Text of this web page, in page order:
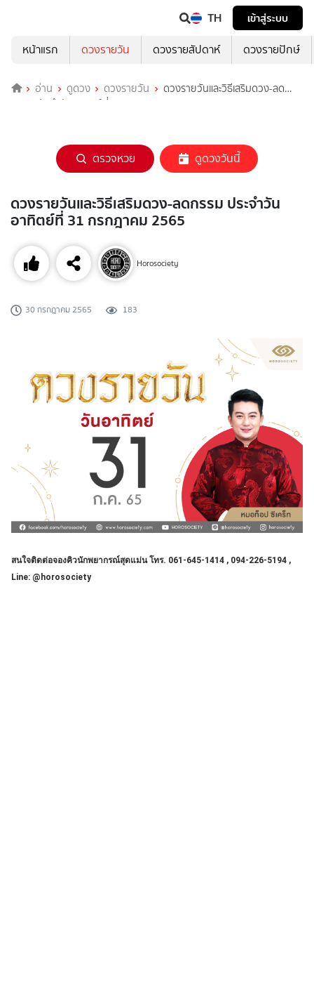
TH
เข้าสู่ระบบ
หน้าแรก
ดวงรายวัน ดวงรายสัปดาห์ ดวงรายปักษ์
อ่าน ดูดวง ดวงรายวัน
ดวงรายวันและวิธีเสริมดวง-ลด
กรรม ประจำวันอาทิตย์ที่ 31 กรกฎาคม 2565
ตรวจหวย ดูดวงวันนี้
ดวงรายวันและวิธีเสริมดวง-ลดกรรม ประจำวัน
อาทิตย์ที่ 31 กรกฎาคม 2565
Horosociety
30 กรกฎาคม 2565 183
สนใจติดต่อจองคิวนักพยากรณ์สุดแม่น โทร. 061-645-1414 , 094-226-5194 ,
Line: @horosociety